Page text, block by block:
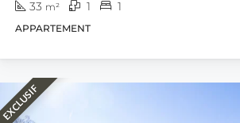
33 m² 1 1
APPARTEMENT
EXCLUSIF